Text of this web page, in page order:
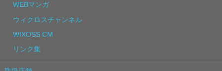
WEBマンガ
ウィクロスチャンネル
WIXOSS CM
リンク集